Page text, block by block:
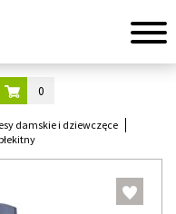
0
damskie i dziewczęce